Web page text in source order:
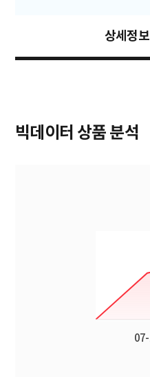
상세정보
빅데이터 상품 분석